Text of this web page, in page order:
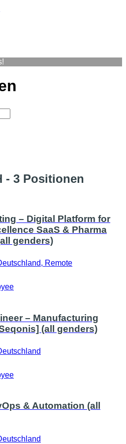
- 3 Positionen
– Digital Platform for
SaaS & Pharma
genders)
Remote
– Manufacturing
(all genders)
& Automation (all